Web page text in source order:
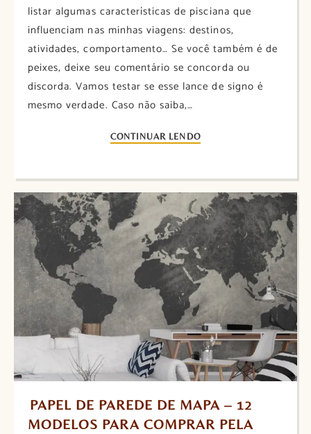
listar algumas características de pisciana que
influenciam nas minhas viagens: destinos,
atividades, comportamento… Se você também é de
peixes, deixe seu comentário se concorda ou
discorda. Vamos testar se esse lance de signo é
mesmo verdade. Caso não saiba,…
CONTINUAR LENDO
PAPEL DE PAREDE DE MAPA – 12
MODELOS PARA COMPRAR PELA